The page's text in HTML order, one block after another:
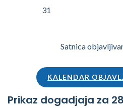
31
Satnica
KALENDAR
Prikaz dogadjaja za